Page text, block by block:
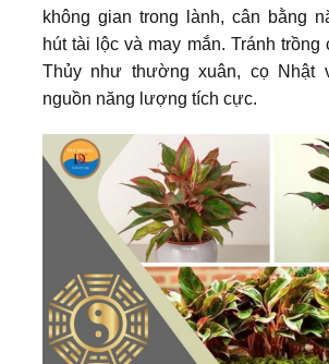
không gian trong lành, cân bằng
hút tài lộc và may mắn. Tránh trồng
Thủy như thường xuân, cọ Nhật
nguồn năng lượng tích cực.